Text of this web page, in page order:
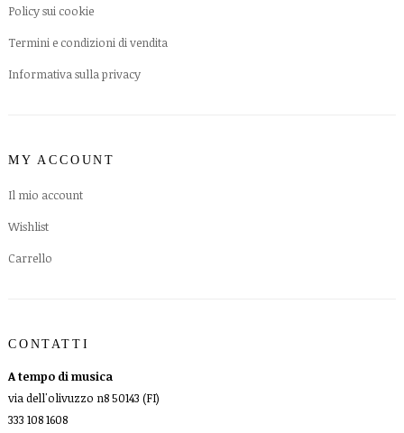
Policy sui cookie
Termini e condizioni di vendita
Informativa sulla privacy
MY ACCOUNT
Il mio account
Wishlist
Carrello
CONTATTI
A tempo di musica
via dell'olivuzzo n8 50143 (FI)
333 108 1608